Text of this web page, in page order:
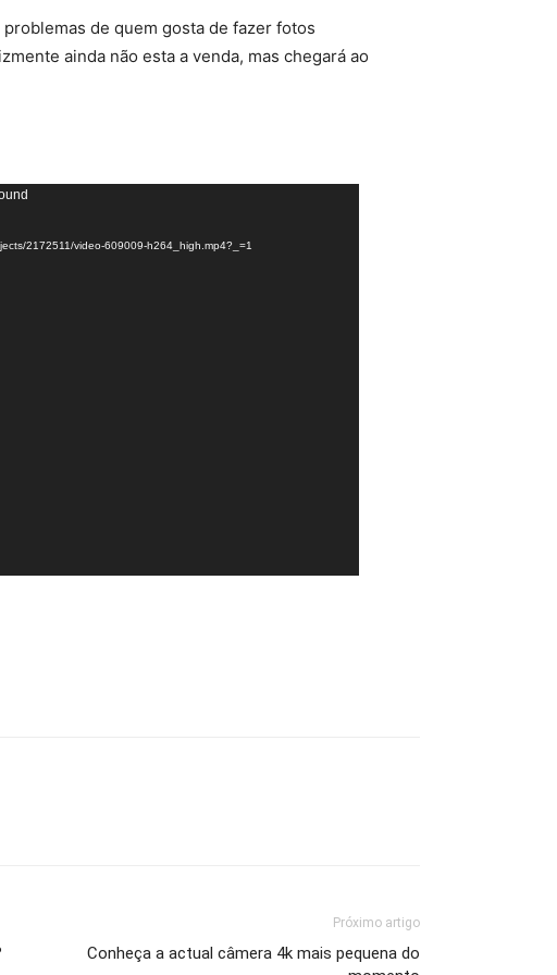
de quem gosta de fazer fotos
ainda não esta a venda, mas chegará ao
2172511/video-609009-h264_high.mp4?_=1
Próximo artigo
Conheça a actual câmera 4k mais pequena do